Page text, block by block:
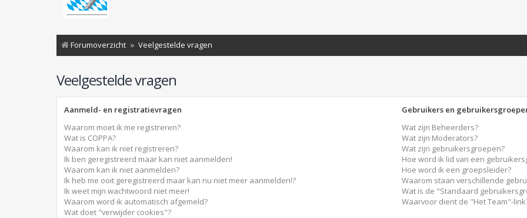
Forumoverzicht Veelgestelde vragen
Veelgestelde vragen
Aanmeld- en registratievragen
Waarom moet ik me registreren?
Wat is COPPA?
Waarom kan ik niet registreren?
Ik ben geregistreerd maar kan niet aanmelden!
Waarom kan ik niet aanmelden?
Ik heb me ooit geregistreerd maar kan nu niet meer aanmelden!?
Ik weet mijn wachtwoord niet meer!
Waarom word ik automatisch afgemeld?
Wat doet "verwijder cookies"?
Gebruikers en
Wat zijn Beheerders?
Wat zijn Moderators?
Wat zijn gebruikersgroepen?
Hoe word ik lid van een
Hoe word ik een groepsleider?
Waarom staan verschillende
Wat is de "Standaard
Waarvoor dient de "Het Team"-